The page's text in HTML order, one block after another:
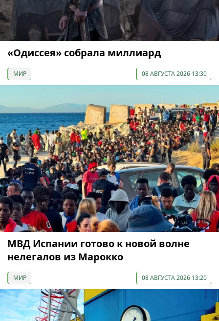
«Одиссея» собрала миллиард
МИР 08 АВГУСТА 2026 13:30
МВД Испании готово к новой волне
нелегалов из Марокко
МИР 08 АВГУСТА 2026 13:20